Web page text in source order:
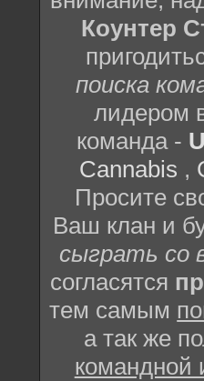
Коунтер
поиска
лидером
команда -
Cannabis ,
Просите
Ваш клан и
сыграть со
согласятся
тем самым
а так же
командной